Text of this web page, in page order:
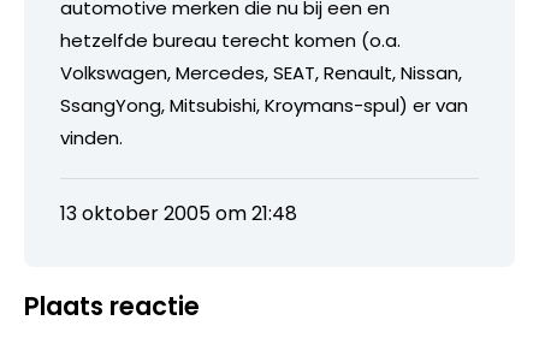
automotive merken die nu bij een en
hetzelfde bureau terecht komen (o.a.
Volkswagen, Mercedes, SEAT, Renault, Nissan,
SsangYong, Mitsubishi, Kroymans-spul) er van
vinden.
13 oktober 2005 om 21:48
Plaats reactie